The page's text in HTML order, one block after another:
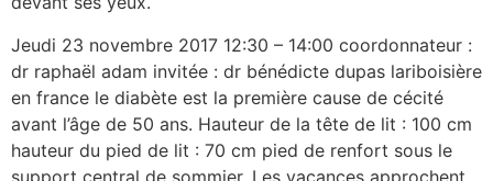
Jeudi 23 novembre 2017 12:30 – 14:00 coordonnateur :
dr raphaël adam invitée : dr bénédicte dupas lariboisière
en france le diabète est la première cause de cécité
avant l’âge de 50 ans. Hauteur de la tête de lit : 100 cm
hauteur du pied de lit : 70 cm pied de renfort sous le
support central de sommier. Les vacances approchent